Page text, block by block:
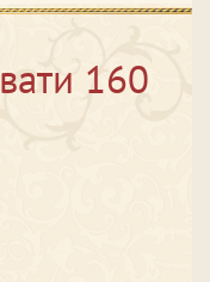
160